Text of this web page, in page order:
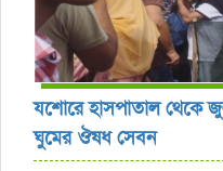
যশোরে হাসপাতাল থেকে
ঘুমের ঔষধ সেবন